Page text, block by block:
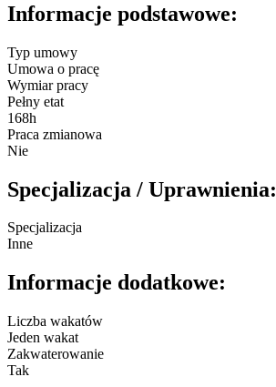
Informacje podstawowe:
Typ umowy
Umowa o pracę
Wymiar pracy
Pełny etat
168h
Praca zmianowa
Nie
Specjalizacja / Uprawnienia:
Specjalizacja
Inne
Informacje dodatkowe:
Liczba wakatów
Jeden wakat
Zakwaterowanie
Tak